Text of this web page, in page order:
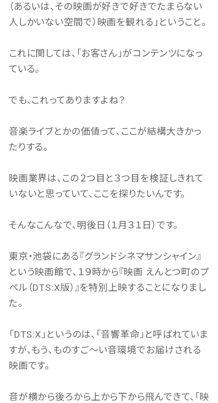
（あるいは、その映画が好きで好きでたまらない
人しかいない空間で）映画を観れる」ということ。
これに関しては、「お客さん」がコンテンツになっ
ている。
でも、これってありますよね？
音楽ライブとかの価値って、ここが結構大きかっ
たりする。
映画業界は、この２つ目と３つ目を検証しきれて
いないと思っていて、ここを探りたいんです。
そんなこんなで、明後日（１月３１日）です。
東京・池袋にある『グランドシネマサンシャイン』
という映画館で、１９時から『映画 えんとつ町のプ
ペル（DTS:X版）』を特別上映することになりまし
た。
「DTS:X」というのは、「音響革命」と呼ばれていま
すが、もう、ものすご〜い音環境でお届けされる
映画です。
音が横から後ろから上から下から飛んできて、「映